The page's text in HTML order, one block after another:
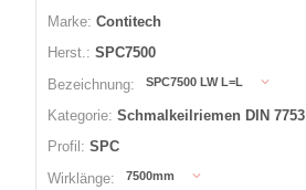
Marke: Contitech
Herst.: SPC7500
Bezeichnung:
SPC7500 LW L=L
Kategorie: Schmalkeilriemen DIN 7753
Profil: SPC
Wirklänge:
7500mm